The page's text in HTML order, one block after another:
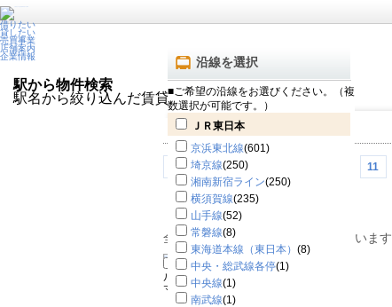
沿線を選択
■ご希望の沿線をお選びください。（複
数選択が可能です。）
ＪＲ東日本
京浜東北線(601)
埼京線(250)
湘南新宿ライン(250)
横須賀線(235)
山手線(52)
常磐線(8)
東海道本線（東日本） (8)
中央・総武線各停(1)
中央線(1)
南武線(1)
借りたい
貸したい
売買事業
店舗案内
企業情報
駅から物件検索
駅名から絞り込んだ賃貸物件一覧です！
<< < 7 11
全872件中 157～168件を表示しています
ルーブル大森西507号室
マンション